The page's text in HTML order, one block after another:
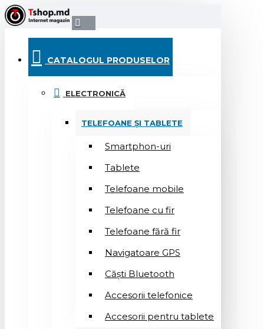
CATALOGUL PRODUSELOR
ELECTRONICĂ
TELEFOANE ȘI TABLETE
Smartphon-uri
Tablete
Telefoane mobile
Telefoane cu fir
Telefoane fără fir
Navigatoare GPS
Căști Bluetooth
Accesorii telefonice
Accesorii pentru tablete